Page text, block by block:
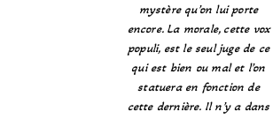
mystère qu’on lui porte
encore. La morale, cette vox
populi, est le seul juge de ce
qui est bien ou mal et l’on
statuera en fonction de
cette dernière. Il n’y a dans